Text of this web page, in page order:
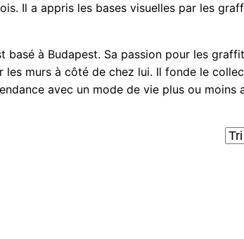
Il a appris les bases visuelles par les
à Budapest. Sa passion pour les
les murs à côté de chez lui. Il fonde le
avec un mode de vie plus ou